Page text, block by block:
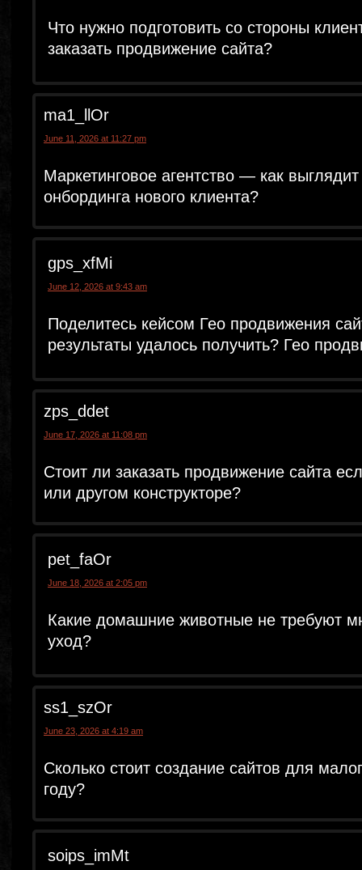
Что нужно подготовить со стороны
заказать продвижение сайта?
ma1_llOr
June 11, 2026 at 11:27 pm
Маркетинговое агентство — как
онбординга нового клиента?
gps_xfMi
June 12, 2026 at 9:43 am
Поделитесь кейсом Гео продвижения
результаты удалось получить? Гео
zps_ddet
June 17, 2026 at 11:08 pm
Стоит ли заказать продвижение сайта
или другом конструкторе?
pet_faOr
June 18, 2026 at 2:05 pm
Какие домашние животные не требуют
уход?
ss1_szOr
June 23, 2026 at 4:19 am
Сколько стоит создание сайтов для
году?
soips_imMt